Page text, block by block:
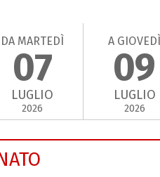
DA MARTEDÌ
07
LUGLIO
2026
A GIOVEDÌ
09
LUGLIO
2026